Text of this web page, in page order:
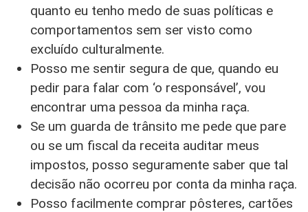
quanto eu tenho medo de suas políticas e
comportamentos sem ser visto como
excluído culturalmente.
Posso me sentir segura de que, quando eu
pedir para falar com ‘o responsável’, vou
encontrar uma pessoa da minha raça.
Se um guarda de trânsito me pede que pare
ou se um fiscal da receita auditar meus
impostos, posso seguramente saber que tal
decisão não ocorreu por conta da minha raça.
Posso facilmente comprar pôsteres, cartões